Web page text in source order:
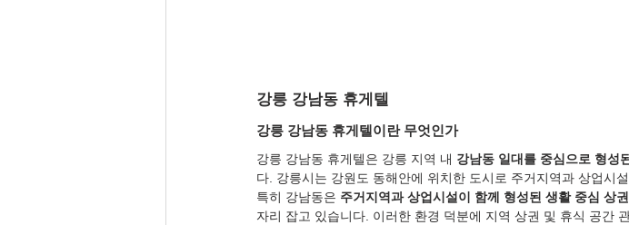
강릉 강남동 휴게텔
강릉 강남동 휴게텔이란 무엇인가
강릉 강남동 휴게텔은 강릉 지역 내 강남동 일대를 중심으로 형성
다. 강릉시는 강원도 동해안에 위치한 도시로 주거지역과 상업시
특히 강남동은 주거지역과 상업시설이 함께 형성된 생활 중심 상권
자리 잡고 있습니다. 이러한 환경 덕분에 지역 상권 및 휴식 공간